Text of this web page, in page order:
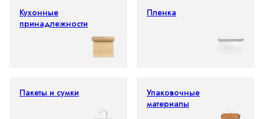
Кухонные
принадлежности
Пленка
Пакеты и сумки
Упаковочные
материалы